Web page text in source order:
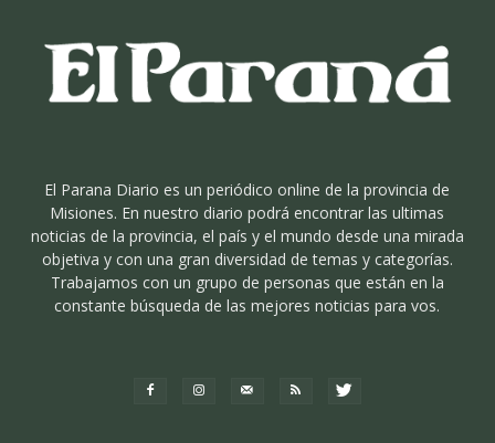
El Parana Diario es un periódico online de la provincia de
Misiones. En nuestro diario podrá encontrar las ultimas
noticias de la provincia, el país y el mundo desde una mirada
objetiva y con una gran diversidad de temas y categorías.
Trabajamos con un grupo de personas que están en la
constante búsqueda de las mejores noticias para vos.